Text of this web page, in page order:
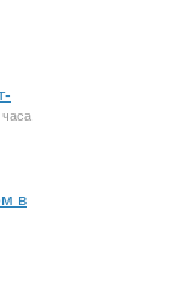
часа
в